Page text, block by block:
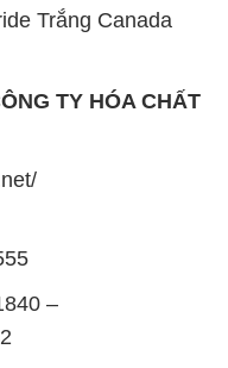
Trắng Canada
TY HÓA CHẤT
–